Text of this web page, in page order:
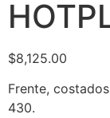
$8,125.00
Frente,
430.